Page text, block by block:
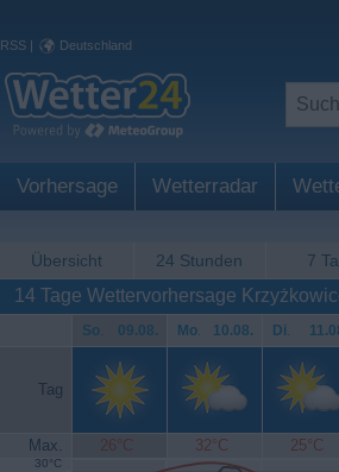
RSS | Deutschland
Vorhersage Wetterradar
Übersicht 24 Stunden 7
14 Tage Wettervorhersage
So. 09.08. Mo. 10.08. Di.
Tag
Max. 26°C 32°C 25°C
30°C